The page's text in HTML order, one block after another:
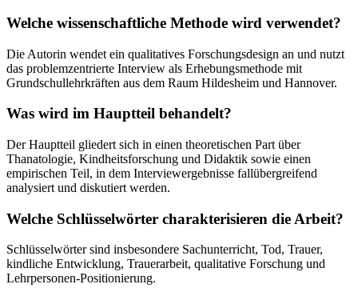
Welche wissenschaftliche Methode wird verwendet?
Die Autorin wendet ein qualitatives Forschungsdesign an und nutzt
das problemzentrierte Interview als Erhebungsmethode mit
Grundschullehrkräften aus dem Raum Hildesheim und Hannover.
Was wird im Hauptteil behandelt?
Der Hauptteil gliedert sich in einen theoretischen Part über
Thanatologie, Kindheitsforschung und Didaktik sowie einen
empirischen Teil, in dem Interviewergebnisse fallübergreifend
analysiert und diskutiert werden.
Welche Schlüsselwörter charakterisieren die Arbeit?
Schlüsselwörter sind insbesondere Sachunterricht, Tod, Trauer,
kindliche Entwicklung, Trauerarbeit, qualitative Forschung und
Lehrpersonen-Positionierung.